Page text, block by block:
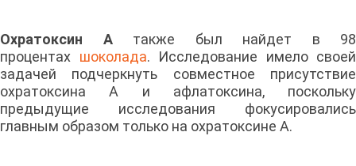
Охратоксин А также был найдет в 98
процентах шоколада. Исследование имело своей
задачей подчеркнуть совместное присутствие
охратоксина А и афлатоксина, поскольку
предыдущие исследования фокусировались
главным образом только на охратоксине А.